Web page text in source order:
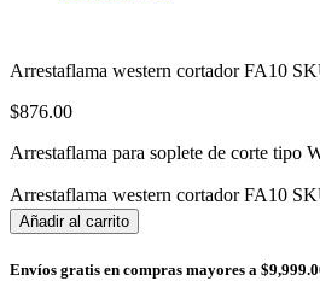
Arrestaflama western cortador FA10
$876.00
Arrestaflama para soplete de corte tipo
Arrestaflama western cortador FA10
Añadir al carrito
Envíos gratis en compras mayores a